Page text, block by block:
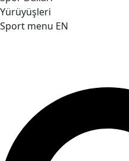
Yürüyüşleri
Sport menu EN